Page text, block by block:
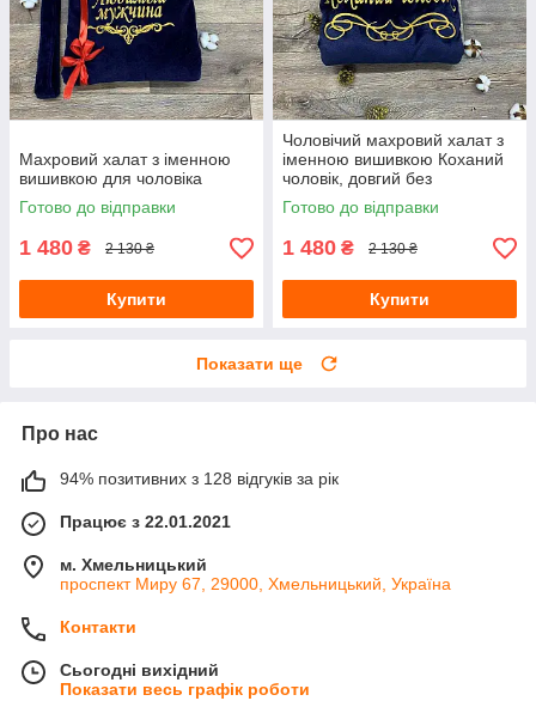
Махровий халат з іменною
вишивкою для чоловіка
Готово до відправки
1 480 ₴ 2 130 ₴
Купити
Чоловічий махровий халат з
іменною вишивкою Коханий
чоловік, довгий без
капюшона
Готово до відправки
1 480 ₴ 2 130 ₴
Купити
Показати ще
Про нас
94% позитивних з 128 відгуків за рік
Працює з 22.01.2021
м. Хмельницький
проспект Миру 67, 29000, Хмельницький, Україна
Контакти
Сьогодні вихідний
Показати весь графік роботи